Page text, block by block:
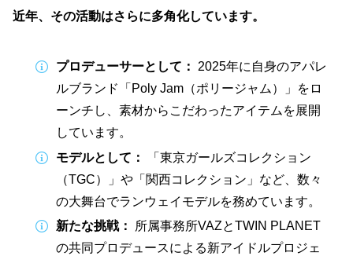
近年、その活動はさらに多角化しています。
プロデューサーとして：
2025年に自身のアパレ
ルブランド「Poly Jam（ポリージャム）」をロ
ーンチし、素材からこだわったアイテムを展開
しています。
モデルとして：
「東京ガールズコレクション
（TGC）」や「関西コレクション」など、数々
の大舞台でランウェイモデルを務めています。
新たな挑戦：
所属事務所VAZとTWIN PLANET
の共同プロデュースによる新アイドルプロジェ